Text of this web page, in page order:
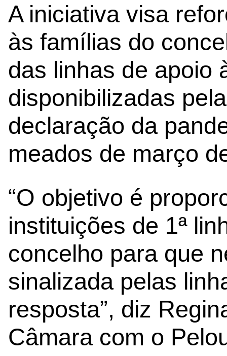
A iniciativa visa
às famílias do
das linhas de apoio
disponibilizadas
declaração da
meados de março
“O objetivo é
instituições de 1ª
concelho para que
sinalizada pelas
resposta”, diz
Câmara com o